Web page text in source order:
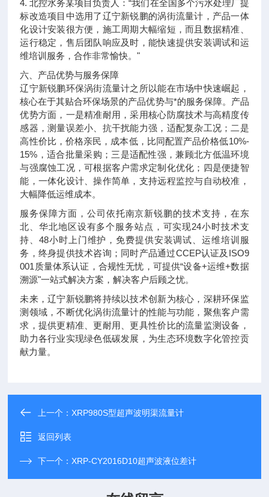
4. 北控水务某项目负责人：“我们在全国多个污水处理厂提
标改造项目中选用了辽宁新锐鹏的涡街流量计，产品一体
化设计安装很方便，施工周期大幅缩短，而且数据精准、
运行稳定，售后团队响应及时，能快速提供安装调试和运
维培训服务，合作非常愉快。"
六、产品优势与服务保障
辽宁新锐鹏环保涡街流量计之所以能在市场中快速崛起，
核心在于其贴合环保场景的产品优势与*的服务保障。产品
优势方面，一是精准耐用，采用核心防腐技术与高精度传
感器，测量误差小、抗干扰能力强，适配复杂工况；二是
高性价比，价格亲民，成本低，比同配置产品价格低10%-
15%，适合批量采购；三是适配性强，兼顾北方低温环境
与强腐蚀工况，可根据客户需求定制化优化；四是便捷智
能，一体化设计、操作简单，支持远程监控与自动校准，
大幅降低运维成本。
服务保障方面，公司依托南京新锐鹏的技术支持，在东
北、华北地区设有多个服务站点，可实现24小时技术支
持、48小时上门维护，免费提供安装调试、运维培训服
务，终身提供技术咨询；同时产品通过CCEP认证及ISO9
001质量体系认证，合规性无忧，可提供“设备+运维+数据
溯源"一站式解决方案，解决客户后顾之忧。
未来，辽宁新锐鹏将持续以技术创新为核心，深耕环保监
测领域，不断优化涡街流量计的性能与功能，聚焦客户需
求，提供更精准、更耐用、更具性价比的流量监测设备，
助力各行业实现绿色低碳发展，为生态环境数字化管控贡
献力量。
上一个：XRP980S型超声波明渠流量计
返回列表
下一个：XRP-CY2016D10超声波液位差计